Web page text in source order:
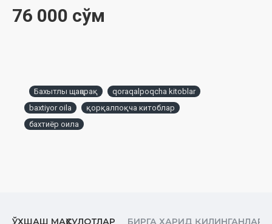
Өзбекстан Республикасы Дин ислери бойынша комитеттиң
2024-жыл 31-июльдеги 03-07/4631-санлы жуўмағы
Некеге шақырыў
Басшылардың ўазыйпасы
76 000 сўм
Бахытлы щаңарақ
qoraqalpoqcha kitoblar
baxtiyor oila
қорқалпоқча китоблар
бахтиёр оила
ЎХШАШ МАҲСУЛОТЛАР БИРГА ХАРИД ҚИЛИНГАНЛАР